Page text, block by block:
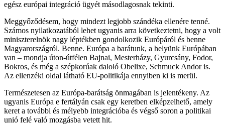
egész európai integráció ügyét másodlagosnak tekinti.
Meggyőződésem, hogy mindezt legjobb szándéka ellenére tenné.
Számos nyilatkozatából lehet ugyanis arra következtetni, hogy a volt
miniszterelnök nagy léptékben gondolkozik Európáról és benne
Magyarországról. Benne. Európa a barátunk, a helyünk Európában
van – mondja úton-útfélen Bajnai, Mesterházy, Gyurcsány, Fodor,
Bokros, és még a szépkorúak daloló Obelixe, Schmuck Andor is.
Az ellenzéki oldal látható EU-politikája ennyiben ki is merül.
Természetesen az Európa-barátság önmagában is jelentékeny. Az
ugyanis Európa e fertályán csak egy keretben elképzelhető, amely
keret a további és mélyebb integrációba és végső soron a politikai
unió felé való mozgásba vetett hit.